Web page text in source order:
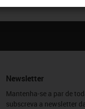
Newsletter
Mantenha-se a par de
subscreva a newsletter